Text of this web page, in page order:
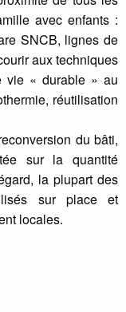
avec enfants :
SNCB, lignes de
aux techniques
vie « durable » au
réutilisation
du bâti,
sur la quantité
la plupart des
sur place et
locales.